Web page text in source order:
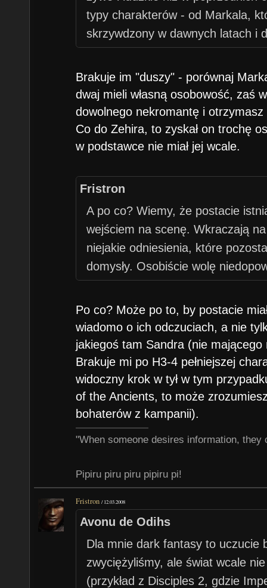
typy charakterów - od Markala,
skrzywdzony w dawnych latach i
(przypomina mi osobiście
Zehira (takich lekkoduchów
nieszczęśliwie zakochanego, ale
Agraela.
Brakuje im "duszy" - porównaj
dwaj mieli własną osobowość, zaś
dowolnego nekromantę i
Co do Zehira, to zyskał on trochę
w podstawce nie miał jej wcale.
Fristron
A po co? Wiemy, że postacie
wejściem na scenę. Wkraczają
niejakie odniesienia, które
domysły. Osobiście wolę
wszystkiego na tacy.
Po co? Może po to, by postacie
wiadomo o ich odczuciach, a nie
jakiegoś tam Sandra (nie
Brakuje mi po H3-4 pełniejszej
widoczny krok w tył w tym
of the Ancients, to może
bohaterów z kampanii).
"When someone desires information, they
Pipiru piru piru pipiru pi!
Fristron /12.03.2008
Avonu de Odihs
Dla mnie dark fantasy to uczucie
zwyciężyliśmy, ale świat wcale
(przykład z Disciples 2, gdzie